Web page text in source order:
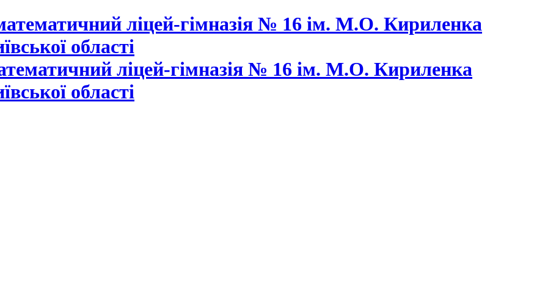
ліцей-гімназія № 16 ім. М.О. Кириленка
області